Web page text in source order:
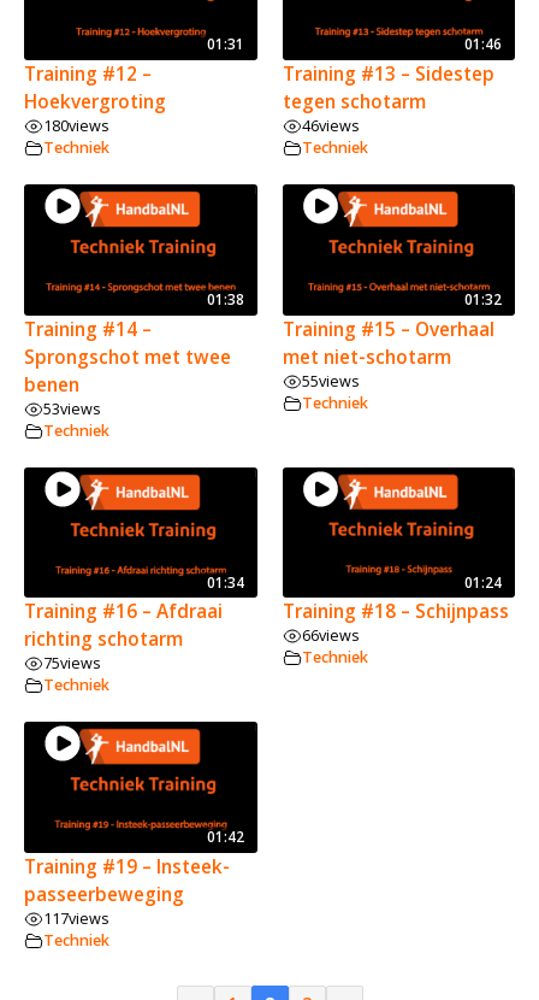
01:31
Training #12 –
Hoekvergroting
180views
Techniek
01:46
Training #13 – Sidestep
tegen schotarm
46views
Techniek
01:38
Training #14 –
Sprongschot met twee
benen
53views
Techniek
01:32
Training #15 – Overhaal
met niet-schotarm
55views
Techniek
01:34
Training #16 – Afdraai
richting schotarm
75views
Techniek
01:24
Training #18 – Schijnpass
66views
Techniek
01:42
Training #19 – Insteek-
passeerbeweging
117views
Techniek